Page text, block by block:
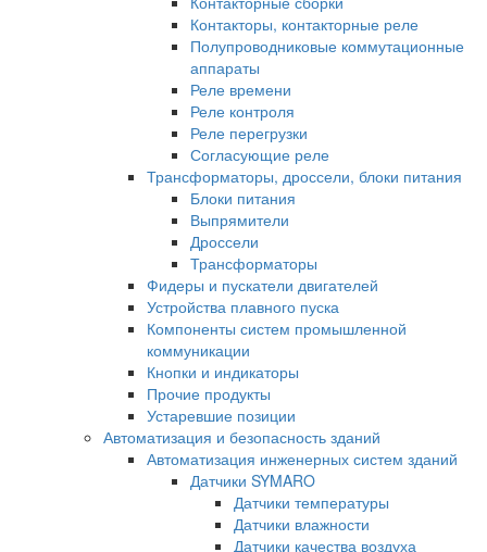
Контакторы, контакторные реле
Полупроводниковые коммутационные
аппараты
Реле времени
Реле контроля
Реле перегрузки
Согласующие реле
Трансформаторы, дроссели, блоки питания
Блоки питания
Выпрямители
Дроссели
Трансформаторы
Фидеры и пускатели двигателей
Устройства плавного пуска
Компоненты систем промышленной
коммуникации
Кнопки и индикаторы
Прочие продукты
Устаревшие позиции
Автоматизация и безопасность зданий
Автоматизация инженерных систем зданий
Датчики SYMARO
Датчики температуры
Датчики влажности
Датчики качества воздуха